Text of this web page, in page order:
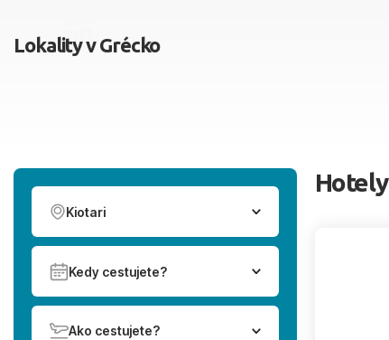
Lokality v Grécko
Kiotari
Kedy cestujete?
Ako cestujete?
Hotely